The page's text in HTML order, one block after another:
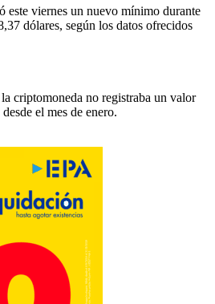
este viernes un nuevo mínimo durante
dólares, según los datos ofrecidos
criptomoneda no registraba un valor
el mes de enero.